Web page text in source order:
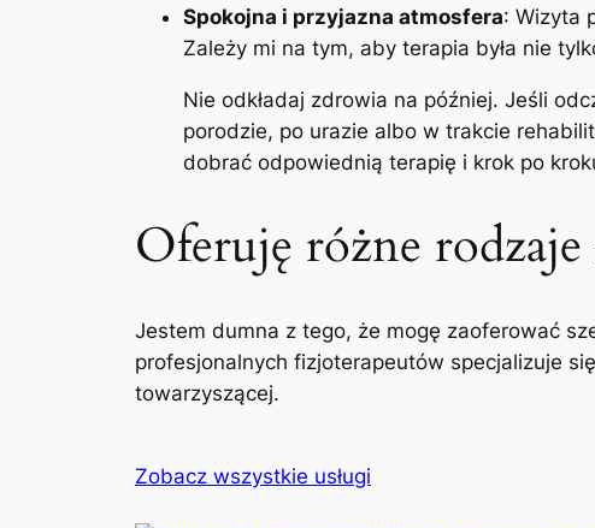
Spokojna i przyjazna atmosfera: Wizyta
Zależy mi na tym, aby terapia była nie
Nie odkładaj zdrowia na później. Jeśli
porodzie, po urazie albo w trakcie
dobrać odpowiednią terapię i krok po
Oferuję różne
Jestem dumna z tego, że mogę zaoferować
profesjonalnych fizjoterapeutów specjalizuje
towarzyszącej.
Zobacz wszystkie usługi